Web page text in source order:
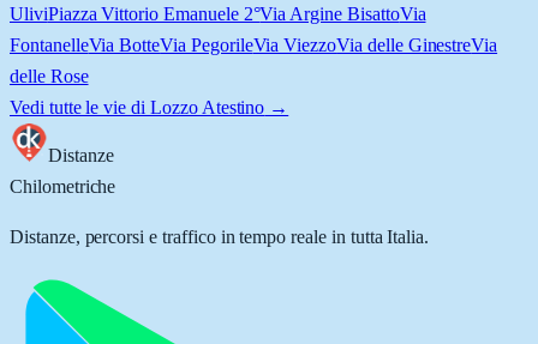
UliviPiazza Vittorio Emanuele 2°Via Argine BisattoVia
FontanelleVia BotteVia PegorileVia ViezzoVia delle GinestreVia
delle Rose
Vedi tutte le vie di Lozzo Atestino →
Distanze
Chilometriche
Distanze, percorsi e traffico in tempo reale in tutta Italia.